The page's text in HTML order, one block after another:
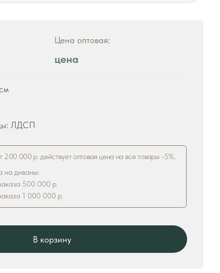
р.
оптовая цена на все товары -5%.